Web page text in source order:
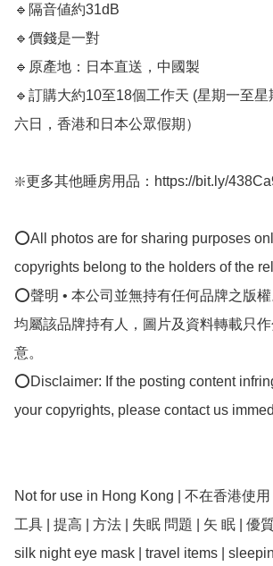
🔹隔音値約31dB
🔹價錢是一對
🔹原產地：日本直送，中國製
🔹訂購大約10至18個工作天﻿ (星期一至
六日，香港和日本公眾假期）
❇️更多其他睡房用品：https://bit.ly/
⭕All photos are for sharing purposes
copyrights belong to the holders of the
⭕聲明 • 本公司並無持有任何品牌之版
均屬該品牌持有人，圖片及資料轉載只
意。
⭕Disclaimer: If the posting content
your copyrights, please contact us
Not for use in Hong Kong | 不在香港使
工具 | 提高 | 方法 | 失眠 問題 | 矢 眠 | 優
silk night eye mask | travel items |